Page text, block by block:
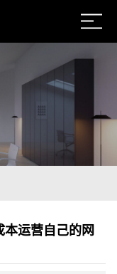
运营自己的网